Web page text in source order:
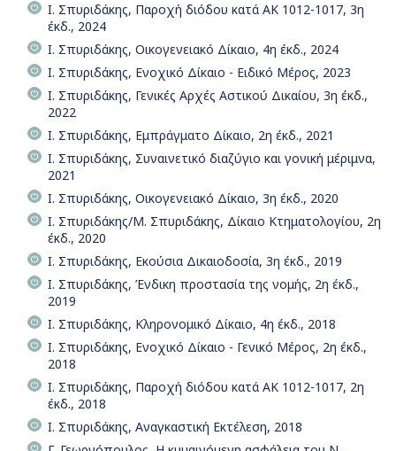
Ι. Σπυριδάκης, Παροχή διόδου κατά ΑΚ 1012-1017, 3η
έκδ., 2024
Ι. Σπυριδάκης, Οικογενειακό Δίκαιο, 4η έκδ., 2024
Ι. Σπυριδάκης, Ενοχικό Δίκαιο - Ειδικό Μέρος, 2023
Ι. Σπυριδάκης, Γενικές Αρχές Αστικού Δικαίου, 3η έκδ.,
2022
Ι. Σπυριδάκης, Εμπράγματο Δίκαιο, 2η έκδ., 2021
Ι. Σπυριδάκης, Συναινετικό διαζύγιο και γονική μέριμνα,
2021
Ι. Σπυριδάκης, Οικογενειακό Δίκαιο, 3η έκδ., 2020
Ι. Σπυριδάκης/Μ. Σπυριδάκης, Δίκαιο Κτηματολογίου, 2η
έκδ., 2020
Ι. Σπυριδάκης, Εκούσια Δικαιοδοσία, 3η έκδ., 2019
Ι. Σπυριδάκης, Ένδικη προστασία της νομής, 2η έκδ.,
2019
Ι. Σπυριδάκης, Κληρονομικό Δίκαιο, 4η έκδ., 2018
Ι. Σπυριδάκης, Ενοχικό Δίκαιο - Γενικό Μέρος, 2η έκδ.,
2018
Ι. Σπυριδάκης, Παροχή διόδου κατά ΑΚ 1012-1017, 2η
έκδ., 2018
Ι. Σπυριδάκης, Αναγκαστική Εκτέλεση, 2018